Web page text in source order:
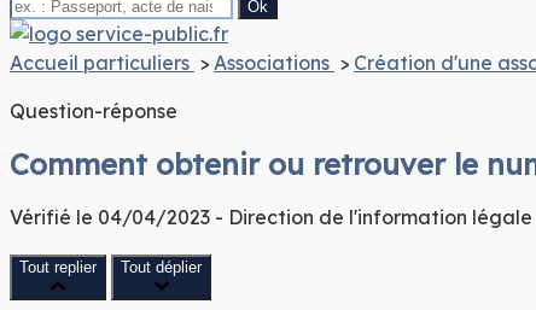
Accueil particuliers > Associations > Création d'une
Question-réponse
Comment obtenir ou retrouver le
Vérifié le 04/04/2023 - Direction de l'information
Tout replier Tout déplier